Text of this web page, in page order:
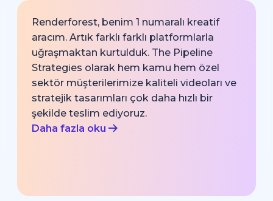
Renderforest, benim 1 numaralı kreatif
aracım. Artık farklı farklı platformlarla
uğraşmaktan kurtulduk. The Pipeline
Strategies olarak hem kamu hem özel
sektör müşterilerimize kaliteli videoları ve
stratejik tasarımları çok daha hızlı bir
şekilde teslim ediyoruz.
Daha fazla oku